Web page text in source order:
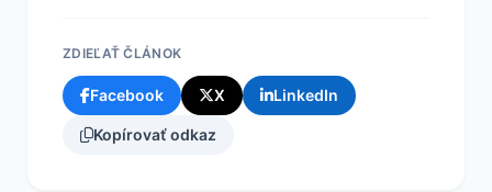
ZDIEĽAŤ ČLÁNOK
Facebook X LinkedIn
Kopírovať odkaz